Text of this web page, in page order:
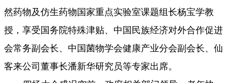
然药物及仿生药物国家重点实验室课题组长杨宝学教
授，享受国务院特殊津贴、中国民族经济对外合作促进
会常务副会长、中国菌物学会健康产业分会副会长、仙
客来公司董事长潘新华研究员等专家出席。